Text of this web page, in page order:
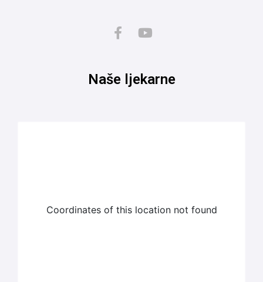
Naše ljekarne
Coordinates of this location not found